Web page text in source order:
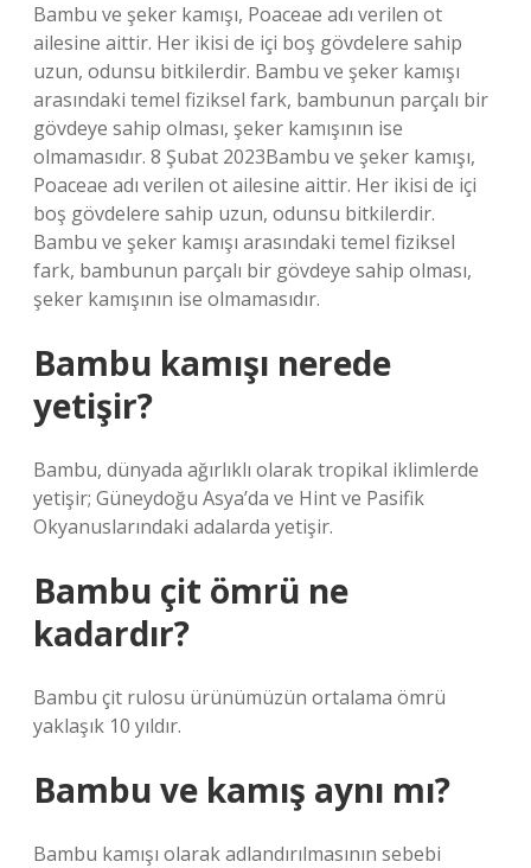
Bambu ve şeker kamışı, Poaceae adı verilen ot
ailesine aittir. Her ikisi de içi boş gövdelere sahip
uzun, odunsu bitkilerdir. Bambu ve şeker kamışı
arasındaki temel fiziksel fark, bambunun parçalı bir
gövdeye sahip olması, şeker kamışının ise
olmamasıdır. 8 Şubat 2023Bambu ve şeker kamışı,
Poaceae adı verilen ot ailesine aittir. Her ikisi de içi
boş gövdelere sahip uzun, odunsu bitkilerdir.
Bambu ve şeker kamışı arasındaki temel fiziksel
fark, bambunun parçalı bir gövdeye sahip olması,
şeker kamışının ise olmamasıdır.
Bambu kamışı nerede
yetişir?
Bambu, dünyada ağırlıklı olarak tropikal iklimlerde
yetişir; Güneydoğu Asya’da ve Hint ve Pasifik
Okyanuslarındaki adalarda yetişir.
Bambu çit ömrü ne
kadardır?
Bambu çit rulosu ürünümüzün ortalama ömrü
yaklaşık 10 yıldır.
Bambu ve kamış aynı mı?
Bambu kamışı olarak adlandırılmasının sebebi